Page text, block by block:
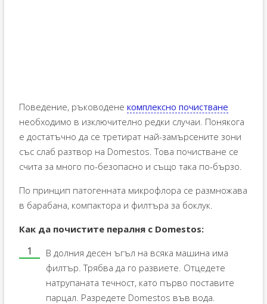
Поведение, ръководене комплексно почистване
необходимо в изключително редки случаи. Понякога
е достатъчно да се третират най-замърсените зони
със слаб разтвор на Domestos. Това почистване се
счита за много по-безопасно и също така по-бързо.
По принцип патогенната микрофлора се размножава
в барабана, компактора и филтъра за боклук.
Как да почистите пералня с Domestos:
В долния десен ъгъл на всяка машина има
филтър. Трябва да го развиете. Отцедете
натрупаната течност, като първо поставите
парцал. Разредете Domestos във вода.